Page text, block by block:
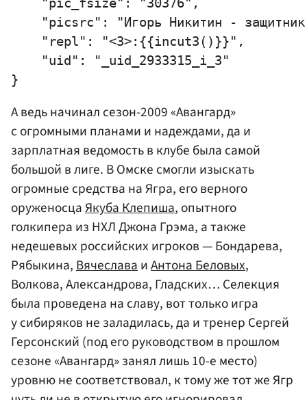
"picsrc": "Игорь Никитин -
    "repl": "<3>:{{incut3()}}",
    "uid": "_uid_2933315_i_3"
А ведь начинал сезон-2009 «Авангард»
с огромными планами и надеждами, да и
зарплатная ведомость в клубе была самой
большой в лиге. В Омске смогли изыскать
огромные средства на Ягра, его верного
оруженосцаЯкуба Клепиша, опытного
голкипера из НХЛ Джона Грэма, а также
недешевых российских игроков — Бондарева,
Рябыкина,ВячеславаиАнтона Беловых,
Волкова, Александрова, Гладских… Селекция
была проведена на славу, вот только игра
у сибиряков не заладилась, да и тренер Сергей
Герсонский (под его руководством в прошлом
сезоне «Авангард» занял лишь 10-е место)
уровню не соответствовал, к тому же тот же Ягр